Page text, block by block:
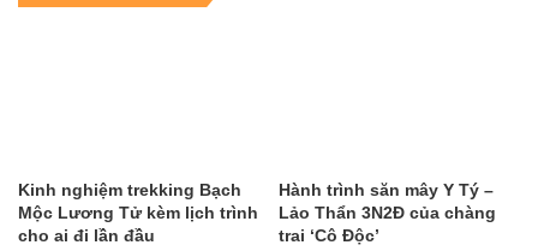
Kinh nghiệm trekking Bạch
Mộc Lương Tử kèm lịch trình
cho ai đi lần đầu
Hành trình săn mây Y Tý –
Lảo Thẩn 3N2Đ của chàng
trai ‘Cô Độc’